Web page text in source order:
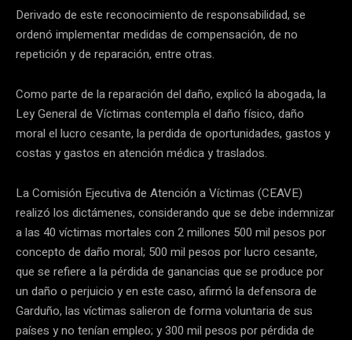
Derivado de este reconocimiento de responsabilidad, se
ordenó implementar medidas de compensación, de no
repetición y de reparación, entre otras.
Como parte de la reparación del daño, explicó la abogada, la
Ley General de Víctimas contempla el daño físico, daño
moral el lucro cesante, la perdida de oportunidades, gastos y
costas y gastos en atención médica y traslados.
La Comisión Ejecutiva de Atención a Víctimas (CEAVE)
realizó los dictámenes, considerando que se debe indemnizar
a las 40 víctimas mortales con 2 millones 500 mil pesos por
concepto de daño moral; 500 mil pesos por lucro cesante,
que se refiere a la pérdida de ganancias que se produce por
un daño o perjuicio y en este caso, afirmó la defensora de
Garduño, las víctimas salieron de forma voluntaria de sus
países y no tenían empleo; y 300 mil pesos por pérdida de